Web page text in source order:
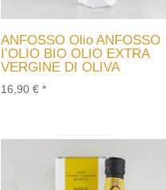
ANFOSSO Olio ANFOSSO
I’OLIO BIO OLIO EXTRA
VERGINE DI OLIVA
16,90€ *